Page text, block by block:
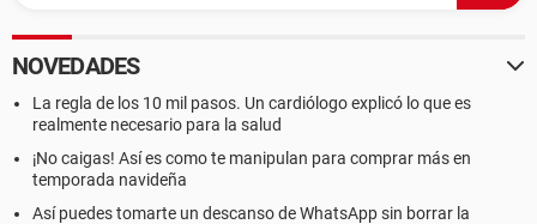
NOVEDADES
La regla de los 10 mil pasos. Un cardiólogo explicó lo que es
realmente necesario para la salud
¡No caigas! Así es como te manipulan para comprar más en
temporada navideña
Así puedes tomarte un descanso de WhatsApp sin borrar la